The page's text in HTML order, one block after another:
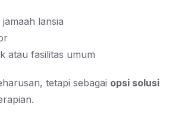
lansia
atau fasilitas umum
tetapi sebagai opsi solusi